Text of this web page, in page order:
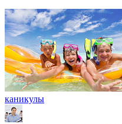
каникулы